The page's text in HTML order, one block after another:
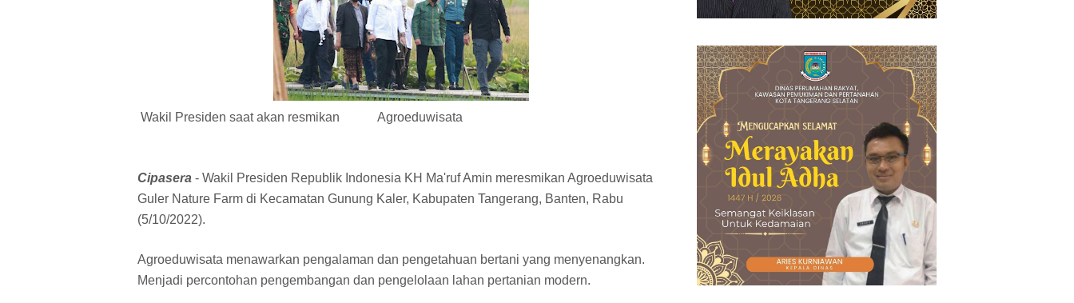
Wakil Presiden saat akan resmikan Agroeduwisata
Cipasera - Wakil Presiden Republik Indonesia KH Ma'ruf Amin meresmikan Agroeduwisata
Guler Nature Farm di Kecamatan Gunung Kaler, Kabupaten Tangerang, Banten, Rabu
(5/10/2022).
Agroeduwisata menawarkan pengalaman dan pengetahuan bertani yang menyenangkan.
Menjadi percontohan pengembangan dan pengelolaan lahan pertanian modern.